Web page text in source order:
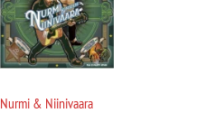
Nurmi & Niinivaara